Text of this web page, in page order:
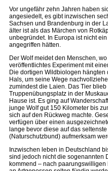
Vor ungefähr zehn Jahren haben
angesiedelt, es gibt inzwischen
Sachsen und Brandenburg in der
älter ist als das Märchen von
unbegründet. In Europa ist nicht
angegriffen hätten.
Der Wolf meidet den Menschen,
veröffentlichtes Experiment mit
Die dortigen Wildbiologen
Hals, um seine Wege
zumindest die Laien. Das Tier
Truppenübungsplatz in der
Hause ist. Es ging auf
junge Wolf gut 150 Kilometer bis
sich auf den Rückweg machte.
verfügen über einen
lange bevor diese auf das
(Naturschutzbund) aufmerksam
Inzwischen leben in Deutschland
sind jedoch nicht die sogenannten
kommend – nach paarungswilligen